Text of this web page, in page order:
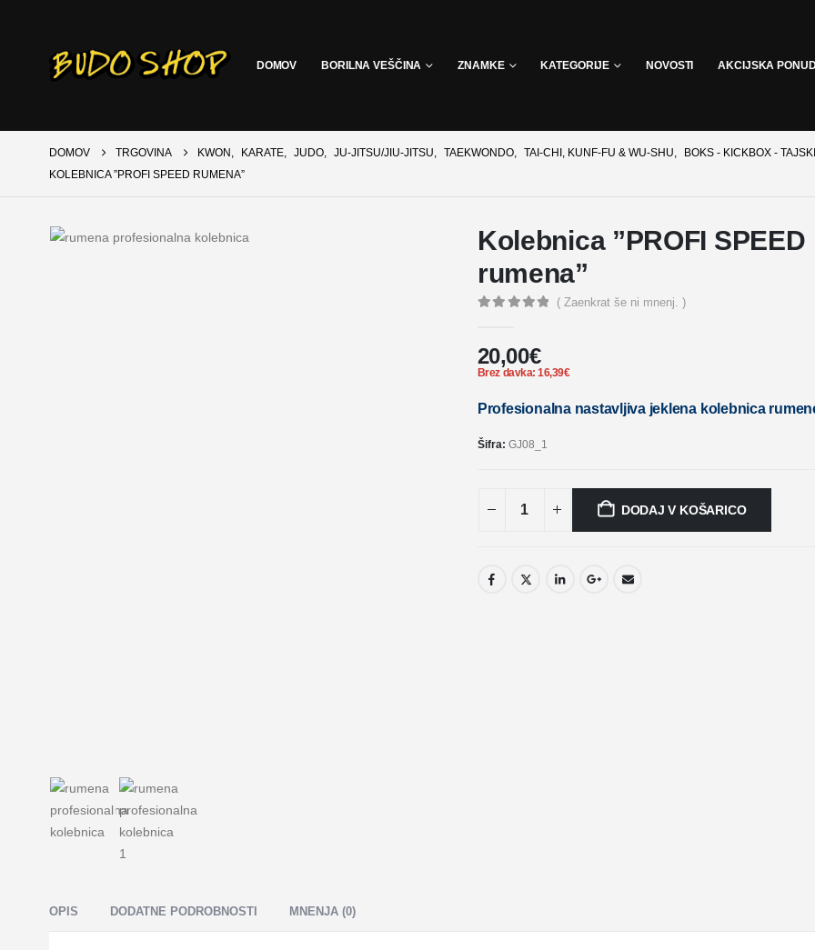
DOMOV BORILNA VEŠČINA ZNAMKE KATEGORIJE NOVOSTI AKCIJSKA
DOMOV TRGOVINA KWON , KARATE, JUDO, JU-JITSU/JIU-JITSU, TAEKWONDO, TAI-CHI, KUNF-FU & WU-SHU, BOKS - KICKBOX -
KOLEBNICA ”PROFI SPEED RUMENA”
Kolebnica ”PROFI SPEED
rumena”
( Zaenkrat še ni mnenj. )
20,00€
Brez davka:16,39€
Profesionalna nastavljiva jeklena kolebnica
Šifra: GJ08_1
DODAJ V KOŠARICO
OPIS DODATNE PODROBNOSTI MNENJA (0)